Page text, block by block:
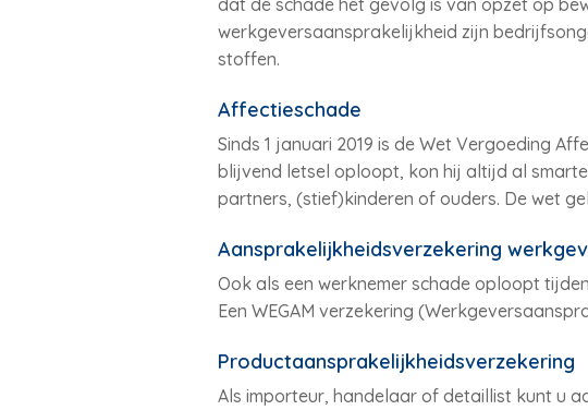
werkgeversaansprakelijkheid zijn
stoffen.
Affectieschade
Sinds 1 januari 2019 is de Wet Vergoeding
blijvend letsel oploopt, kon hij altijd al
partners, (stief)kinderen of ouders. De wet
Aansprakelijkheidsverzekering
Ook als een werknemer schade oploopt
Een WEGAM verzekering
Productaansprakelijkheidsverzekering
Als importeur, handelaar of detaillist kunt u